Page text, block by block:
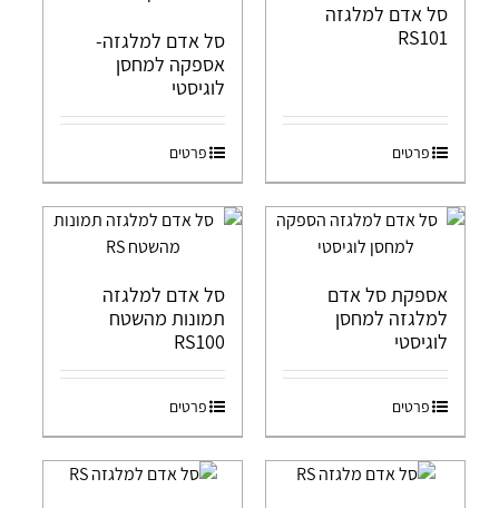
סל אדם למלגזה
RS101
פרטים
סל אדם למלגזה-
אספקה למחסן
לוגיסטי
פרטים
אספקת סל אדם
למלגזה למחסן
לוגיסטי
פרטים
סל אדם למלגזה
תמונות מהשטח
RS100
פרטים